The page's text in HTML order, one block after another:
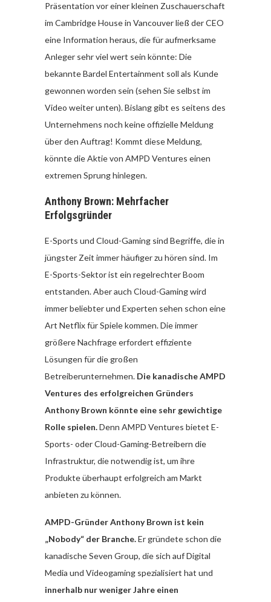
Präsentation vor einer kleinen Zuschauerschaft
im Cambridge House in Vancouver ließ der CEO
eine Information heraus, die für aufmerksame
Anleger sehr viel wert sein könnte: Die
bekannte Bardel Entertainment soll als Kunde
gewonnen worden sein (sehen Sie selbst im
Video weiter unten). Bislang gibt es seitens des
Unternehmens noch keine offizielle Meldung
über den Auftrag! Kommt diese Meldung,
könnte die Aktie von AMPD Ventures einen
extremen Sprung hinlegen.
Anthony Brown: Mehrfacher
Erfolgsgründer
E-Sports und Cloud-Gaming sind Begriffe, die in
jüngster Zeit immer häufiger zu hören sind. Im
E-Sports-Sektor ist ein regelrechter Boom
entstanden. Aber auch Cloud-Gaming wird
immer beliebter und Experten sehen schon eine
Art Netflix für Spiele kommen. Die immer
größere Nachfrage erfordert effiziente
Lösungen für die großen
Betreiberunternehmen. Die kanadische AMPD
Ventures des erfolgreichen Gründers
Anthony Brown könnte eine sehr gewichtige
Rolle spielen.Denn AMPD Ventures bietet E-
Sports- oder Cloud-Gaming-Betreibern die
Infrastruktur, die notwendig ist, um ihre
Produkte überhaupt erfolgreich am Markt
anbieten zu können.
AMPD-Gründer Anthony Brown ist kein
„Nobody“ der Branche.Er gründete schon die
kanadische Seven Group, die sich auf Digital
Media und Videogaming spezialisiert hat und
innerhalb nur weniger Jahre einen